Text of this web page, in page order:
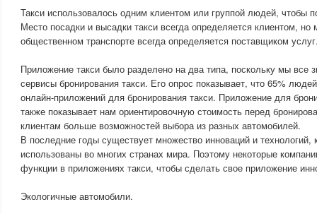
Такси использовалось одним клиентом или группой людей, чтобы
Место посадки и высадки такси всегда определяется клиентом,
общественном транспорте всегда определяется поставщиком
Приложение такси было разделено на два типа, поскольку мы все
сервисы бронирования такси. Его опрос показывает, что 65%
онлайн-приложений для бронирования такси. Приложение для
также показывает нам ориентировочную стоимость перед
клиентам больше возможностей выбора из разных автомобилей.
В последние годы существует множество инноваций и
использованы во многих странах мира. Поэтому некоторые
функции в приложениях такси, чтобы сделать свое приложение
Экологичные автомобили.